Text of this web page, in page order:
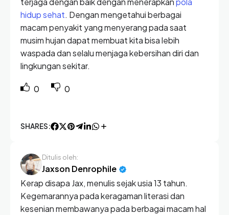
hidup sehat. Dengan mengetahui berbagai
macam penyakit yang menyerang pada saat
musim hujan dapat membuat kita bisa lebih
waspada dan selalu menjaga kebersihan diri dan
lingkungan sekitar.
0 0
SHARES:
Ditulis oleh:
Jaxson Denrophile
Kerap disapa Jax, menulis sejak usia 13 tahun.
Kegemarannya pada keragaman literasi dan
kesenian membawanya pada berbagai macam hal